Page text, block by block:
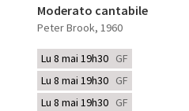
Moderato cantabile
Peter Brook, 1960
Lu 8 mai 19h30 GF
Lu 8 mai 19h30 GF
Lu 8 mai 19h30 GF